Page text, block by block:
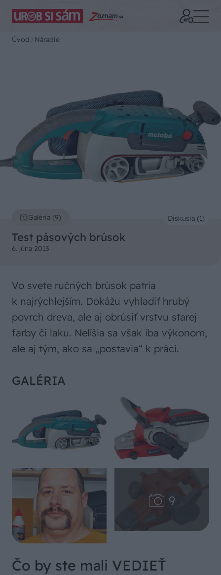
Úvod Náradie
Galéria (9)
Test pásových brúsok
6. júna 2013
Diskusia (1)
Vo svete ručných brúsok patria
k najrýchlejším. Dokážu vyhladiť hrubý
povrch dreva, ale aj obrúsiť vrstvu starej
farby či laku. Nelíšia sa však iba výkonom,
ale aj tým, ako sa „postavia“ k práci.
GALÉRIA
Čo by ste mali VEDIEŤ